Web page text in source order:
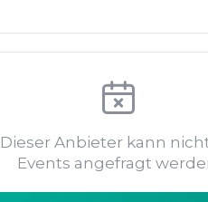
Dieser Anbieter kann
Events angefragt